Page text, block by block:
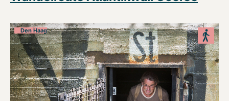
Den Haag